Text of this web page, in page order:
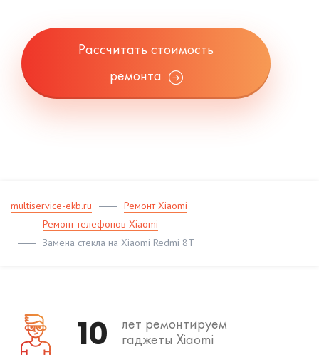
Рассчитать стоимость
ремонта
multiservice-ekb.ru
Ремонт Xiaomi
Ремонт телефонов Xiaomi
Замена стекла на Xiaomi Redmi 8T
10
лет ремонтируем
гаджеты Xiaomi